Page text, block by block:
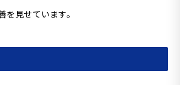
を見せています。